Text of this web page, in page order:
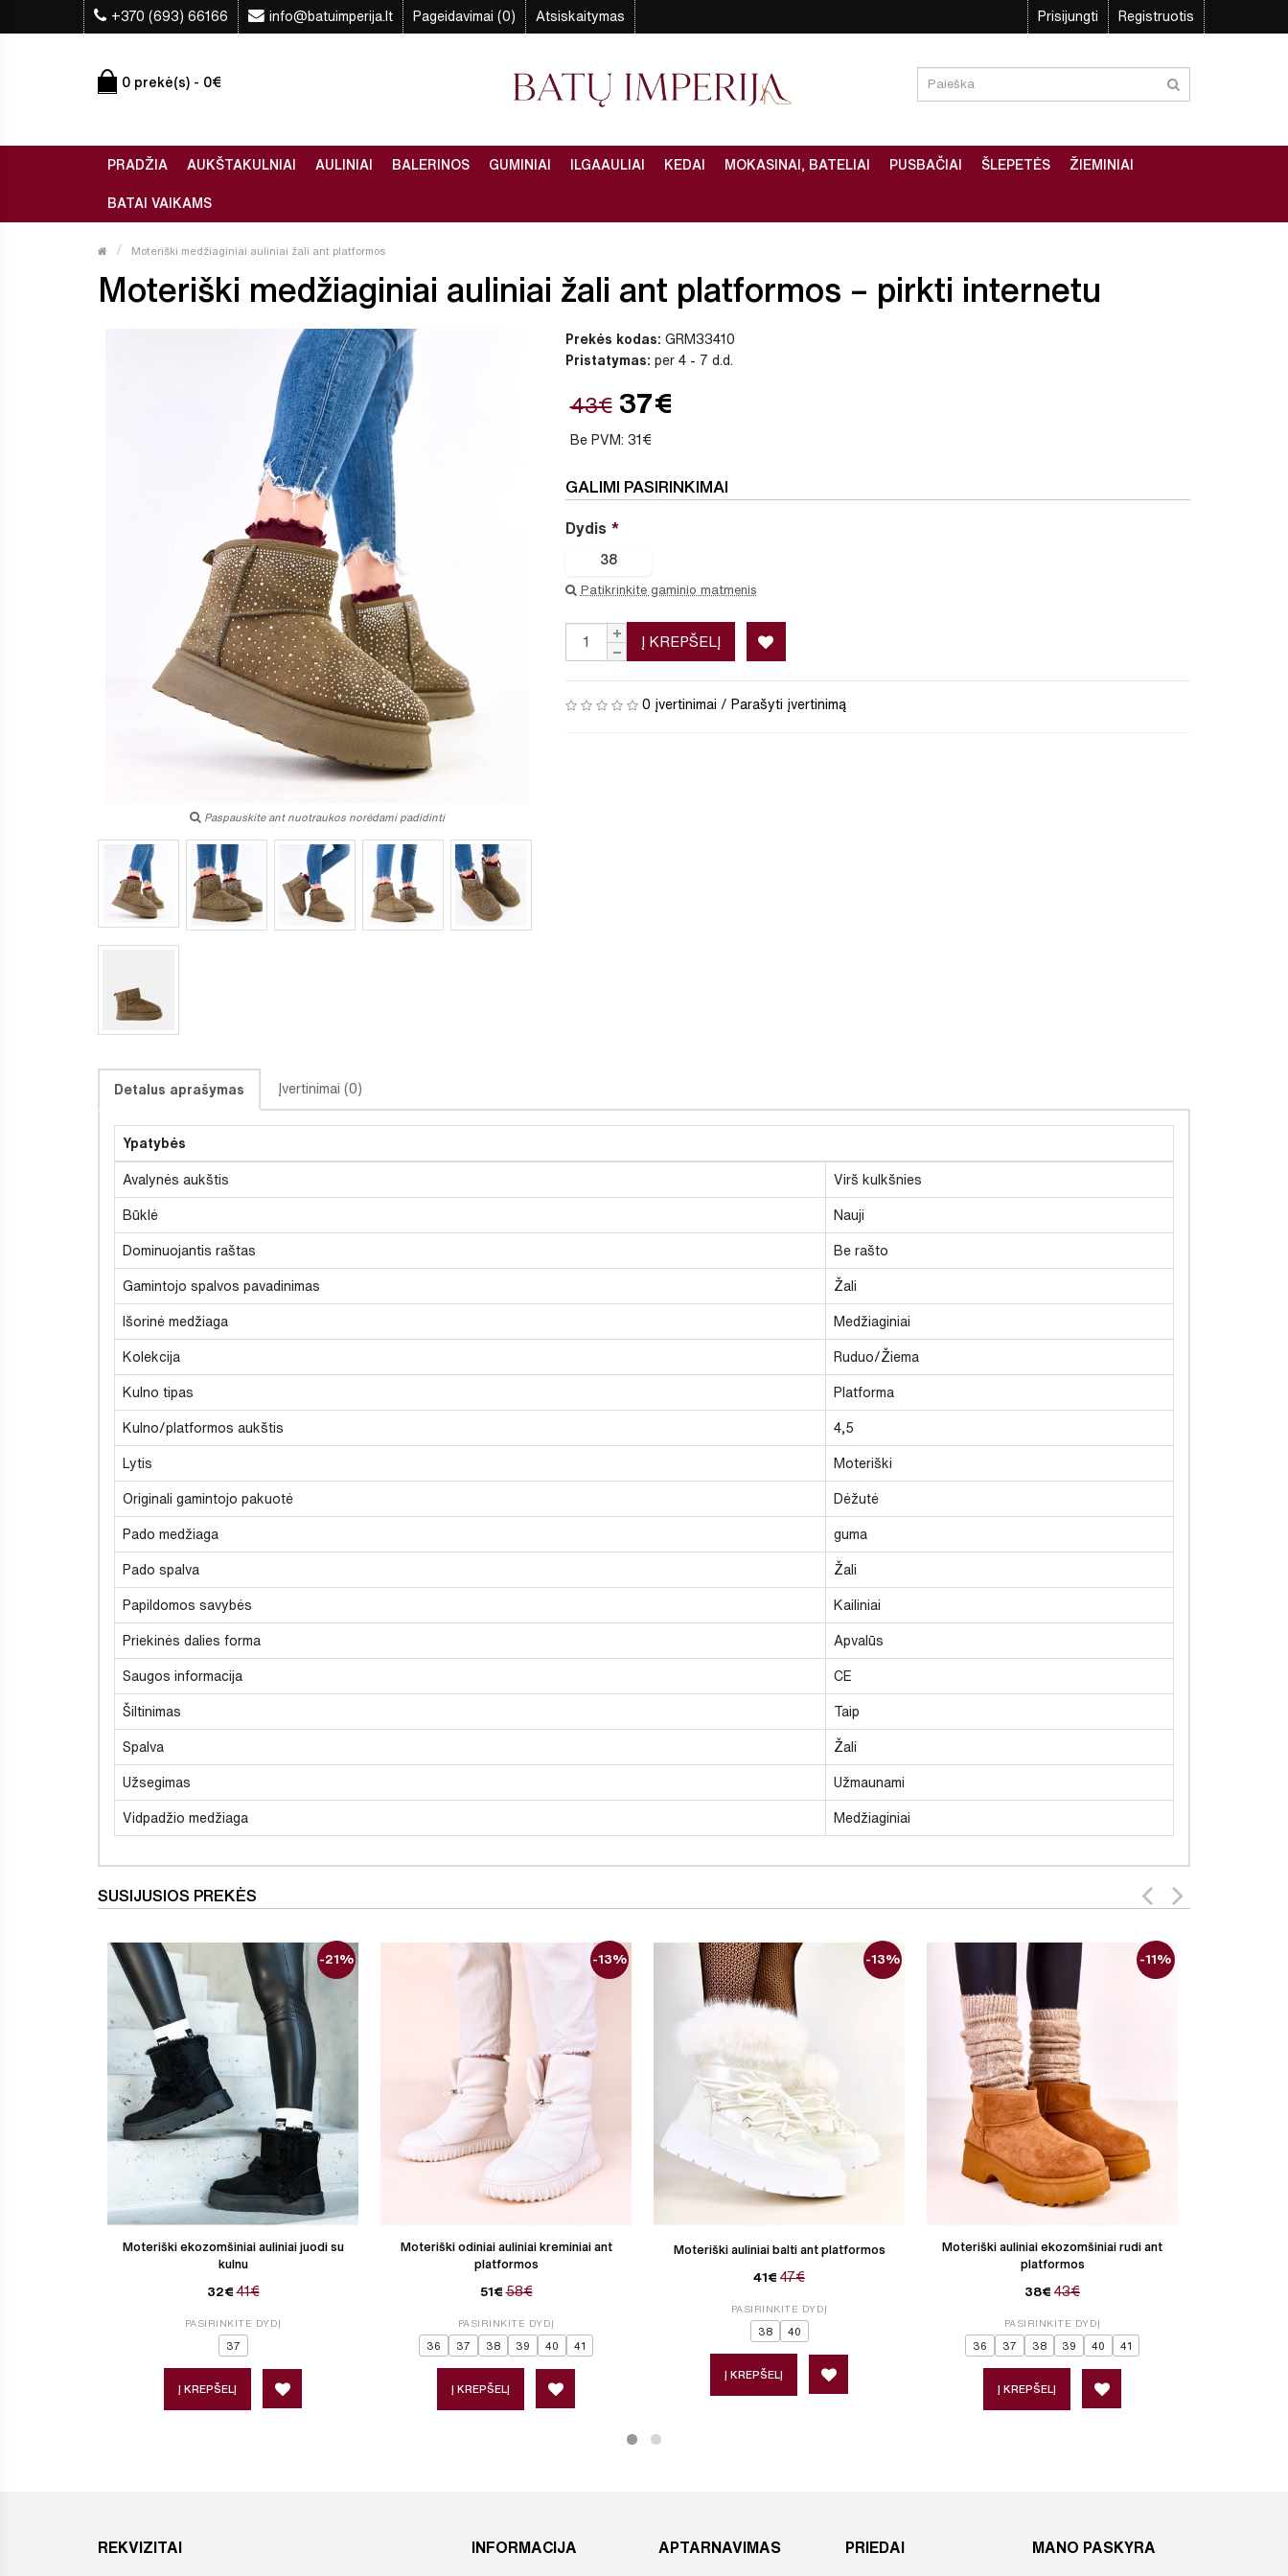
+370 (693) 66166 info@batuimperija.lt Pageidavimai (0) Atsiskaitymas Prisijungti Registruotis
0 prekė(s) - 0€
PRADŽIA AUKŠTAKULNIAI AULINIAI BALERINOS GUMINIAI ILGAAULIAI KEDAI MOKASINAI, BATELIAI PUSBAČIAI ŠLEPETĖS ŽIEMINIAI
BATAI VAIKAMS
Moteriški medžiaginiai auliniai žali ant platformos
Moteriški medžiaginiai auliniai žali ant platformos – pirkti internetu
Paspauskite ant nuotraukos norėdami padidinti
Prekės kodas: GRM33410
Pristatymas: per 4 - 7 d.d.
43€ 37€
Be PVM: 31€
GALIMI PASIRINKIMAI
Dydis
38
Patikrinkite gaminio matmenis
Į KREPŠELĮ
0 įvertinimai / Parašyti įvertinimą
Detalus aprašymas Įvertinimai (0)
Ypatybės
Avalynės aukštis Virš kulkšnies
Būklė Nauji
Dominuojantis raštas Be rašto
Gamintojo spalvos pavadinimas Žali
Išorinė medžiaga Medžiaginiai
Kolekcija Ruduo/Žiema
Kulno tipas Platforma
Kulno/platformos aukštis 4,5
Lytis Moteriški
Originali gamintojo pakuotė Dėžutė
Pado medžiaga guma
Pado spalva Žali
Papildomos savybės Kailiniai
Priekinės dalies forma Apvalūs
Saugos informacija CE
Šiltinimas Taip
Spalva Žali
Užsegimas Užmaunami
Vidpadžio medžiaga Medžiaginiai
SUSIJUSIOS PREKĖS
Moteriški ekozomšiniai auliniai juodi su
kulnu
32€ 41€
-21%
PASIRINKITE DYDĮ
37
Į KREPŠELĮ
Moteriški odiniai auliniai kreminiai ant
platformos
51€ 58€
-13%
PASIRINKITE DYDĮ
36 37 38 39 40 41
Į KREPŠELĮ
Moteriški auliniai balti ant platformos
41€ 47€
-13%
PASIRINKITE DYDĮ
38 40
Į KREPŠELĮ
Moteriški auliniai ekozomšiniai rudi ant
platformos
38€ 43€
-11%
PASIRINKITE DYDĮ
36 37 38 39 40 41
Į KREPŠELĮ
REKVIZITAI INFORMACIJA APTARNAVIMAS PRIEDAI MANO PASKYRA